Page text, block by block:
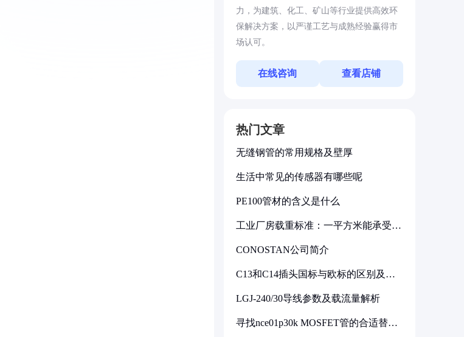
力，为建筑、化工、矿山等行业提供高效环
保解决方案，以严谨工艺与成熟经验赢得市
场认可。
在线咨询 查看店铺
热门文章
无缝钢管的常用规格及壁厚
生活中常见的传感器有哪些呢
PE100管材的含义是什么
工业厂房载重标准：一平方米能承受多
CONOSTAN公司简介
C13和C14插头国标与欧标的区别及其
LGJ-240/30导线参数及载流量解析
寻找nce01p30k MOSFET管的合适替代